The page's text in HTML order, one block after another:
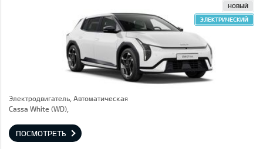
НОВЫЙ
ЭЛЕКТРИЧЕСКИЙ
Электродвигатель, Автоматическая
Cassa White (WD),
ПОСМОТРЕТЬ